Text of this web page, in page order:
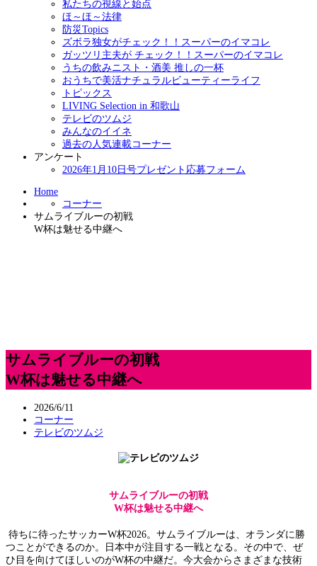
私たちの視線と始点
ほ～ほ～法律
防災Topics
ズボラ独女がチェック！！スーパーのイマコレ
ガッツリ主夫が チェック！！スーパーのイマコレ
うちの飲みニスト・酒美 推しの一杯
おうちで美活ナチュラルビューティーライフ
トピックス
LIVING Selection in 和歌山
テレビのツムジ
みんなのイイネ
過去の人気連載コーナー
アンケート
2026年1月10日号プレゼント応募フォーム
Home
コーナー
サムライブルーの初戦
W杯は魅せる中継へ
サムライブルーの初戦
W杯は魅せる中継へ
2026/6/11
コーナー
テレビのツムジ
サムライブルーの初戦
W杯は魅せる中継へ
待ちに待ったサッカーW杯2026。サムライブルーは、オランダに勝
つことができるのか。日本中が注目する一戦となる。その中で、ぜ
ひ目を向けてほしいのがW杯の中継だ。今大会からさまざまな技術